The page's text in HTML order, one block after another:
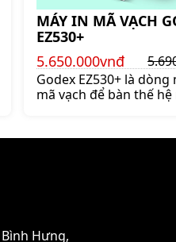
MÁY IN MÃ VẠCH
EZ530+
5.650.000vnđ
Godex EZ530+ là dòng
mã vạch để bàn thế hệ
vạch Godex EZ530+
Hưng,